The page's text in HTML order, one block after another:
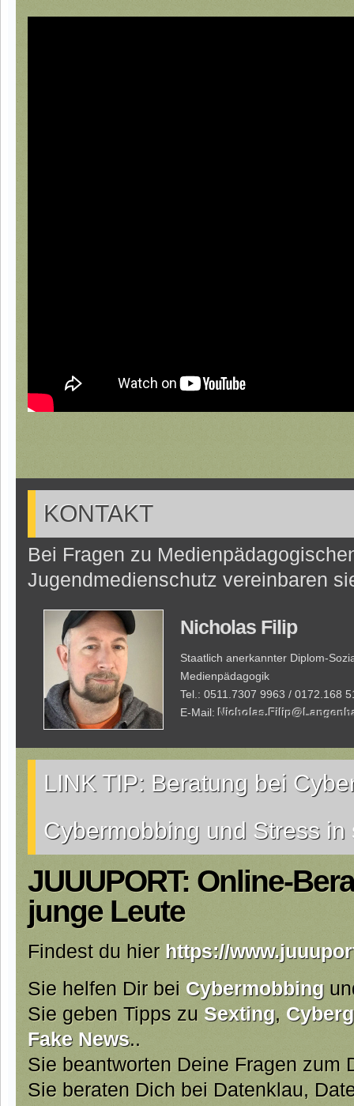
KONTAKT
Bei Fragen zu
Jugendmedienschutz vereinbaren
Nicholas Filip
Staatlich anerkannter Diplom-
Medienpädagogik
Tel.: 0511.7307 9963 / 0172.168
E-Mail:
LINK TIP: Beratung bei
Cybermobbing und Stress in
JUUUPORT: Online-
junge Leute
Findest du hier https://
Sie helfen Dir bei Cybermobbing
Sie geben Tipps zu Sexting,
Fake News..
Sie beantworten Deine Fragen zum
Sie beraten Dich bei Datenklau,